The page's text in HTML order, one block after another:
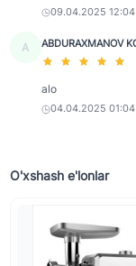
09.04.2025 12:04
A ABDURAXMANOV
alo
04.04.2025 01:04
O'xshash e'lonlar